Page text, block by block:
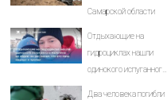
Самарской области
Отдыхающие на
гидроциклах нашли
одинокого испуганного
Два человека погибли